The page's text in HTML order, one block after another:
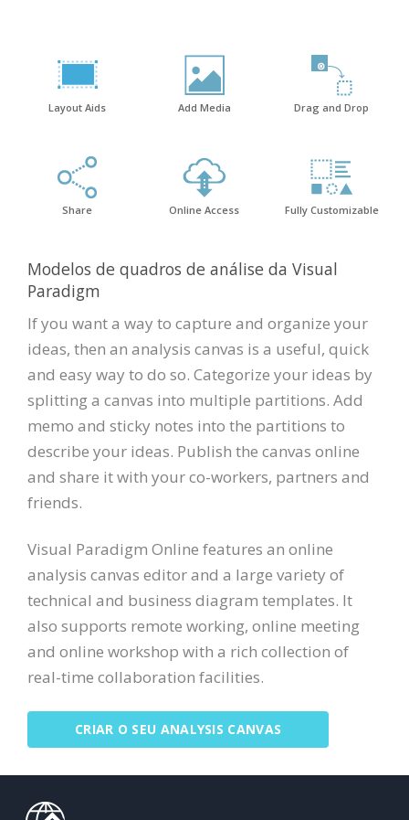
Layout Aids Add Media Drag and Drop
Share Online Access Fully Customizable
Modelos de quadros de análise da Visual
Paradigm
If you want a way to capture and organize your
ideas, then an analysis canvas is a useful, quick
and easy way to do so. Categorize your ideas by
splitting a canvas into multiple partitions. Add
memo and sticky notes into the partitions to
describe your ideas. Publish the canvas online
and share it with your co-workers, partners and
friends.
Visual Paradigm Online features an online
analysis canvas editor and a large variety of
technical and business diagram templates. It
also supports remote working, online meeting
and online workshop with a rich collection of
real-time collaboration facilities.
CRIAR O SEU ANALYSIS CANVAS